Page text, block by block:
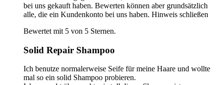
bei uns gekauft haben. Bewerten können aber grundsätzlich
alle, die ein Kundenkonto bei uns haben. Hinweis schließen
Bewertet mit 5 von 5 Sternen.
Solid Repair Shampoo
Ich benutze normalerweise Seife für meine Haare und wollte
mal so ein solid Shampoo probieren.